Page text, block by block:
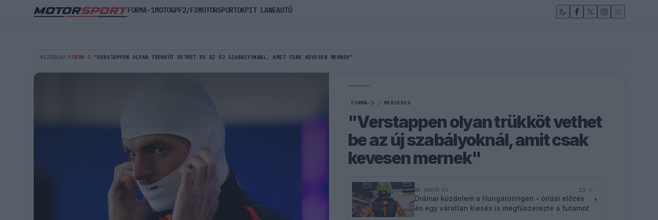
KEZDŐLAP FORMA-1 "VERSTAPPEN OLYAN TRÜKKÖT VETHET BE AZ ÚJ SZABÁLYOKNÁL, AMIT CSAK KEVESEN MERNEK"
FORMA-1 / MERCEDES
"Verstappen olyan trükköt vethet
be az új szabályoknál, amit csak
kevesen mernek"
NE HAGYD KI 11 n
Drámai küzdelem a Hungaroringen – óriási előzés
és egy váratlan kiesés is megfűszerezte a futamot
FORMA-1MOTOGPF2/F3MOTORSPORTOKPIT LANEAUTÓ